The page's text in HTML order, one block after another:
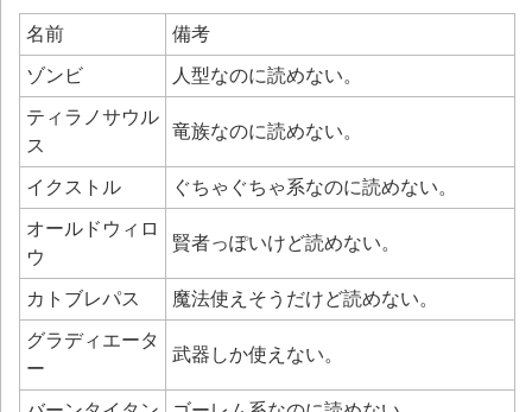
名前 備考
ゾンビ 人型なのに読めない。
ティラノサウル
ス
竜族なのに読めない。
イクストル ぐちゃぐちゃ系なのに読めない。
オールドウィロ
ウ
賢者っぽいけど読めない。
カトブレパス 魔法使えそうだけど読めない。
グラディエータ
ー
武器しか使えない。